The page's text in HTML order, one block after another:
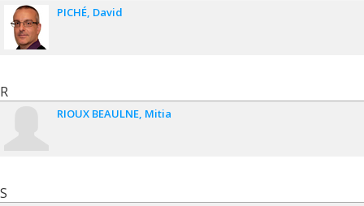
PICHÉ David
R
RIOUX BEAULNE Mitia
S